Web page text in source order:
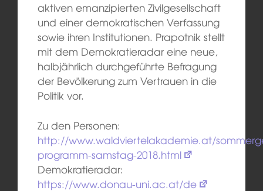
aktiven emanzipierten Zivilgesellschaft
und einer demokratischen Verfassung
sowie ihren Institutionen. Prapotnik stellt
mit dem Demokratieradar eine neue,
halbjährlich durchgeführte Befragung
der Bevölkerung zum Vertrauen in die
Politik vor.
Zu den Personen:
http://www.waldviertelakademie.at/
programm-samstag-2018.html
Demokratieradar:
https://www.donau-uni.ac.at/de